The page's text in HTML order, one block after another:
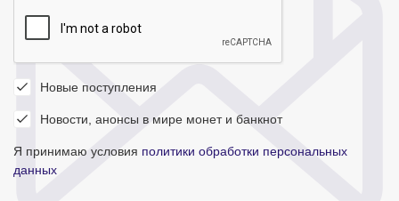
Новые поступления
Новости, анонсы в мире монет и банкнот
Я принимаю условия политики обработки персональных
данных